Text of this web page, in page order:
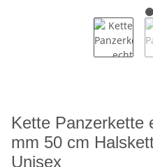
Kette Panzerkette
mm 50 cm
Unisex